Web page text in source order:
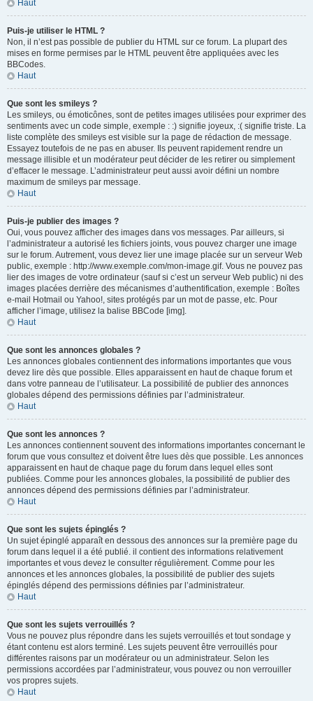
Haut
Puis-je utiliser le HTML ?
Non, il n’est pas possible de publier du HTML sur ce forum. La plupart des
mises en forme permises par le HTML peuvent être appliquées avec les
BBCodes.
Haut
Que sont les smileys ?
Les smileys, ou émoticônes, sont de petites images utilisées pour exprimer des
sentiments avec un code simple, exemple : :) signifie joyeux, :( signifie triste. La
liste complète des smileys est visible sur la page de rédaction de message.
Essayez toutefois de ne pas en abuser. Ils peuvent rapidement rendre un
message illisible et un modérateur peut décider de les retirer ou simplement
d’effacer le message. L’administrateur peut aussi avoir défini un nombre
maximum de smileys par message.
Haut
Puis-je publier des images ?
Oui, vous pouvez afficher des images dans vos messages. Par ailleurs, si
l’administrateur a autorisé les fichiers joints, vous pouvez charger une image
sur le forum. Autrement, vous devez lier une image placée sur un serveur Web
public, exemple : http://www.exemple.com/mon-image.gif. Vous ne pouvez pas
lier des images de votre ordinateur (sauf si c’est un serveur Web public) ni des
images placées derrière des mécanismes d’authentification, exemple : Boîtes
e-mail Hotmail ou Yahoo!, sites protégés par un mot de passe, etc. Pour
afficher l’image, utilisez la balise BBCode [img].
Haut
Que sont les annonces globales ?
Les annonces globales contiennent des informations importantes que vous
devez lire dès que possible. Elles apparaissent en haut de chaque forum et
dans votre panneau de l’utilisateur. La possibilité de publier des annonces
globales dépend des permissions définies par l’administrateur.
Haut
Que sont les annonces ?
Les annonces contiennent souvent des informations importantes concernant le
forum que vous consultez et doivent être lues dès que possible. Les annonces
apparaissent en haut de chaque page du forum dans lequel elles sont
publiées. Comme pour les annonces globales, la possibilité de publier des
annonces dépend des permissions définies par l’administrateur.
Haut
Que sont les sujets épinglés ?
Un sujet épinglé apparaît en dessous des annonces sur la première page du
forum dans lequel il a été publié. il contient des informations relativement
importantes et vous devez le consulter régulièrement. Comme pour les
annonces et les annonces globales, la possibilité de publier des sujets
épinglés dépend des permissions définies par l’administrateur.
Haut
Que sont les sujets verrouillés ?
Vous ne pouvez plus répondre dans les sujets verrouillés et tout sondage y
étant contenu est alors terminé. Les sujets peuvent être verrouillés pour
différentes raisons par un modérateur ou un administrateur. Selon les
permissions accordées par l’administrateur, vous pouvez ou non verrouiller
vos propres sujets.
Haut